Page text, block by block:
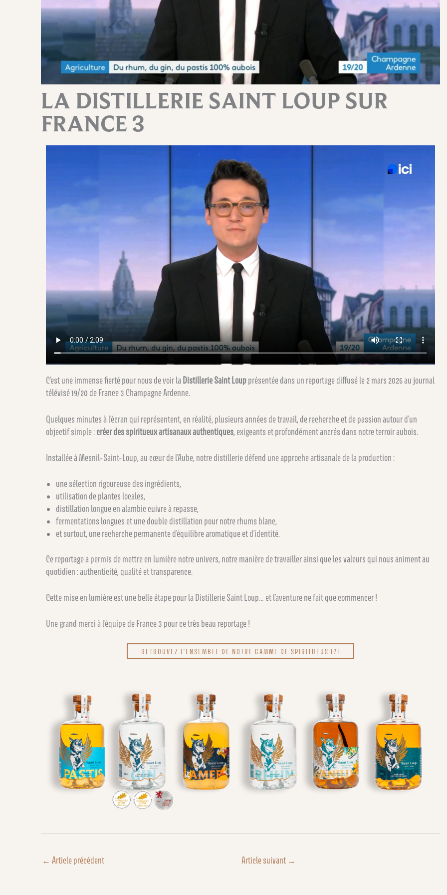
LA DISTILLERIE SAINT LOUP SUR
FRANCE 3
C’est une immense fierté pour nous de voir la Distillerie Saint Loupprésentée dans un reportage diffusé le 2 mars 2026 au journal
télévisé 19/20 de France 3 Champagne Ardenne.
Quelques minutes à l’écran qui représentent, en réalité, plusieurs années de travail, de recherche et de passion autour d’un
objectif simple :créer des spiritueux artisanaux authentiques, exigeants et profondément ancrés dans notre terroir aubois.
Installée à Mesnil-Saint-Loup, au cœur de l’Aube, notre distillerie défend une approche artisanale de la production :
une sélection rigoureuse des ingrédients,
utilisation de plantes locales,
distillation longue en alambic cuivre à repasse,
fermentations longues et une double distillation pour notre rhums blanc,
et surtout, une recherche permanente d’équilibre aromatique et d’identité.
Ce reportage a permis de mettre en lumière notre univers, notre manière de travailler ainsi que les valeurs qui nous animent au
quotidien : authenticité, qualité et transparence.
Cette mise en lumière est une belle étape pour la Distillerie Saint Loup… et l’aventure ne fait que commencer !
Une grand merci à l’équipe de France 3 pour ce très beau reportage !
RETROUVEZ L'ENSEMBLE DE NOTRE GAMME DE SPIRITUEUX ICI
← Article précédent Article suivant →